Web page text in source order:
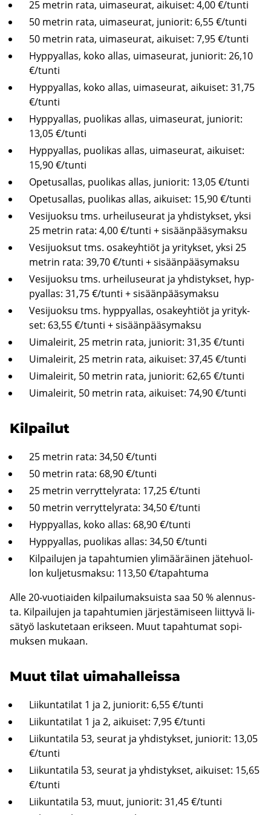
25 met­rin rata, ui­ma­seu­rat, ai­kui­set: 4,00 €/tunti
50 met­rin rata, ui­ma­seu­rat, ju­nio­rit: 6,55 €/tunti
50 met­rin rata, ui­ma­seu­rat, ai­kui­set: 7,95 €/tunti
Hyp­py­al­las, koko allas, ui­ma­seu­rat, ju­nio­rit: 26,10
€/tunti
Hyp­py­al­las, koko allas, ui­ma­seu­rat, ai­kui­set: 31,75
€/tunti
Hyp­py­al­las, puo­li­kas allas, ui­ma­seu­rat, ju­nio­rit:
13,05 €/tunti
Hyp­py­al­las, puo­li­kas allas, ui­ma­seu­rat, ai­kui­set:
15,90 €/tunti
Ope­tusal­las, puo­li­kas allas, ju­nio­rit: 13,05 €/tunti
Ope­tusal­las, puo­li­kas allas, ai­kui­set: 15,90 €/tunti
Ve­si­juok­su tms. ur­hei­luseu­rat ja yh­dis­tyk­set, yksi
25 met­rin rata: 4,00 €/tunti + si­sään­pää­sy­mak­su
Ve­si­juok­sut tms. osa­keyh­tiöt ja yri­tyk­set, yksi 25
met­rin rata: 39,70 €/tunti + si­sään­pää­sy­mak­su
Ve­si­juok­su tms. ur­hei­luseu­rat ja yh­dis­tyk­set, hyp­
py­al­las: 31,75 €/tunti + si­sään­pää­sy­mak­su
Ve­si­juok­su tms. hyp­py­al­las, osa­keyh­tiöt ja yri­tyk­
set: 63,55 €/tunti + si­sään­pää­sy­mak­su
Ui­ma­lei­rit, 25 met­rin rata, ju­nio­rit: 31,35 €/tunti
Ui­ma­lei­rit, 25 met­rin rata, ai­kui­set: 37,45 €/tunti
Ui­ma­lei­rit, 50 met­rin rata, ju­nio­rit: 62,65 €/tunti
Ui­ma­lei­rit, 50 met­rin rata, ai­kui­set: 74,90 €/tunti
Kil­pai­lut
25 met­rin rata: 34,50 €/tunti
50 met­rin rata: 68,90 €/tunti
25 met­rin ver­ryt­te­ly­ra­ta: 17,25 €/tunti
50 met­rin ver­ryt­te­ly­ra­ta: 34,50 €/tunti
Hyp­py­al­las, koko allas: 68,90 €/tunti
Hyp­py­al­las, puo­li­kas allas: 34,50 €/tunti
Kil­pai­lu­jen ja ta­pah­tu­mien yli­mää­räi­nen jä­te­huol­
lon kul­je­tus­mak­su: 113,50 €/ta­pah­tu­ma
Alle 20-​vuotiaiden kil­pai­lu­mak­suis­ta saa 50 % alen­nus­
ta. Kil­pai­lu­jen ja ta­pah­tu­mien jär­jes­tä­mi­seen liit­ty­vä li­
sä­työ las­ku­te­taan erik­seen. Muut ta­pah­tu­mat so­pi­
muk­sen mu­kaan.
Muut tilat ui­ma­hal­leis­sa
Lii­kun­ta­ti­lat 1 ja 2, ju­nio­rit: 6,55 €/tunti
Lii­kun­ta­ti­lat 1 ja 2, ai­kui­set: 7,95 €/tunti
Lii­kun­ta­ti­la 53, seu­rat ja yh­dis­tyk­set, ju­nio­rit: 13,05
€/tunti
Lii­kun­ta­ti­la 53, seu­rat ja yh­dis­tyk­set, ai­kui­set: 15,65
€/tunti
Lii­kun­ta­ti­la 53, muut, ju­nio­rit: 31,45 €/tunti